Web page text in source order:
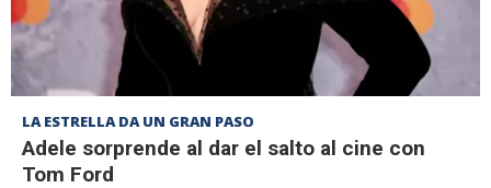
LA ESTRELLA DA UN GRAN PASO
Adele sorprende al dar el salto al cine con
Tom Ford